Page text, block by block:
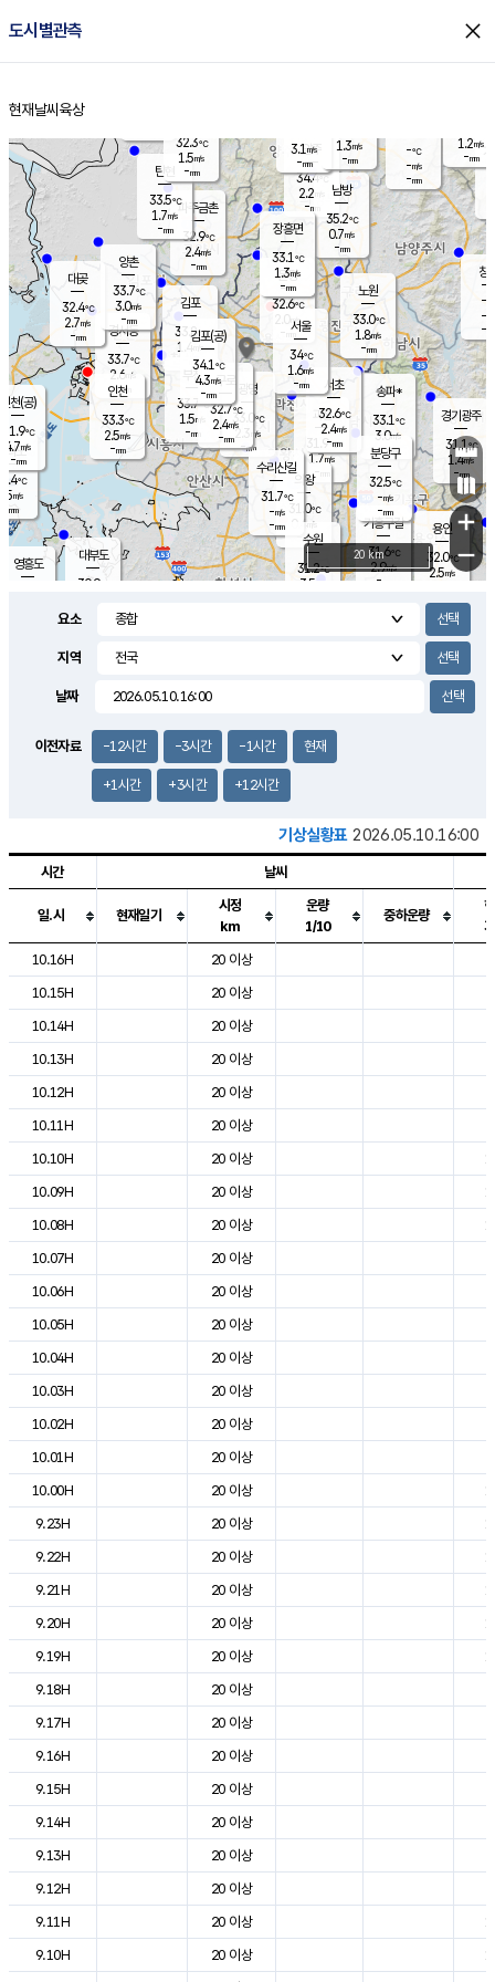
도시별관측 close
홈
현재날씨 육상
의도
℃
m/s
mm
영흥도
양주
34.4℃
2.2
-mm
과천
31.9℃
1.7m/s
- mm
용인
32.0℃
2.5m/s
경기광주
31.1℃
1.4m/s
-mm
2.9m/s
대부도
30.9
경서동
33.7℃
2.6 m/s
-mm
파주금촌
32.9℃
2.4m/s
-mm
-℃
-m/s
-mm
대곶
32.4℃
2.7m/s
-mm
창
-
-m/
-
탄현
33.5℃
1.7m/s
-mm
1.2m/s
-mm
의왕
31.0℃
0.4m/s
mm
김포
33.8℃
1.4 m/s
mm
광명
33.0
℃
2.3 m/s
-mm
부천
33.7℃
1.5m/s
-mm
양촌
33.7℃
3.0m/s
-mm
구로
32.7℃
2.4m/s
-mm
은평
32.6℃
2.0 m/s
- mm
노원
33.0℃
1.8m/s
-mm
송파*
33.1℃
3.0m/s
-mm
서초
32.6℃
2.4m/s
-mm
남방
35.2℃
0.7m/s
-mm
기흥구갈
31.6℃
2.9m/s
-
수리산길
31.7℃
-m/s
-mm
분당구
32.5℃
-m/s
-mm
장흥면
33.1℃
1.3m/s
-mm
3.1 m/s
-mm
인천(공)
31.9℃
4.7m/s
-mm
김포(공)
34.1℃
4.3m/s
-mm
수원
31.2℃
3.5 m/s
인천
33.3℃
2.5m/s
-mm
서울
34℃
1.6m/s
-mm
32.3℃
1.5m/s
-mm
1.3m/s
-mm
+
−
20 km
요소
지역
날짜
이전자료 -12시간 -3시간 -1시간 현재
+1시간 +3시간 +12시간
기상실황표 2026.05.10.16:00
도시별 기상실황표로 지점, 날씨, 기온, 강수, 바람, 기압등을 안내한 표입
시간 날씨
일.시 현재일기
시정
km
운량
1/10
중하운량
10.16H
20 이상
10.15H
20 이상
10.14H
20 이상
10.13H
20 이상
10.12H
20 이상
10.11H
20 이상
10.10H
20 이상
10.09H
20 이상
10.08H
20 이상
10.07H
20 이상
10.06H
20 이상
10.05H
20 이상
10.04H
20 이상
10.03H
20 이상
10.02H
20 이상
10.01H
20 이상
10.00H
20 이상
9.23H
20 이상
9.22H
20 이상
9.21H
20 이상
9.20H
20 이상
9.19H
20 이상
9.18H
20 이상
9.17H
20 이상
9.16H
20 이상
9.15H
20 이상
9.14H
20 이상
9.13H
20 이상
9.12H
20 이상
9.11H
20 이상
9.10H
20 이상